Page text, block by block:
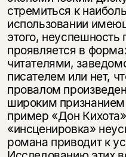
стремиться к
использовании
этого, неуспешность
проявляется в
читателями,
писателем или нет,
провалом
широким
пример «Дон
«инсценировка»
романа приводит к